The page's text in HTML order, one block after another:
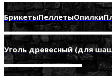
БрикетыПеллетыОпилки
Уголь древесный (для